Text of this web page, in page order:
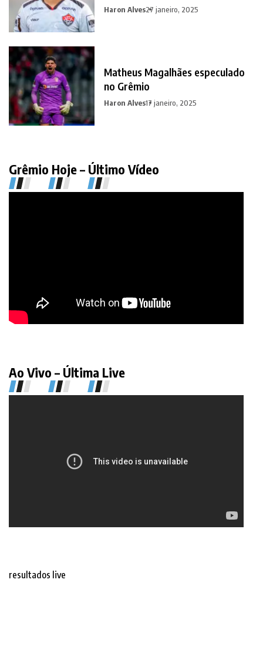
Haron Alves27 janeiro, 2025
Matheus Magalhães especulado
no Grêmio
Haron Alves17 janeiro, 2025
Grêmio Hoje – Último Vídeo
Ao Vivo – Última Live
resultados live